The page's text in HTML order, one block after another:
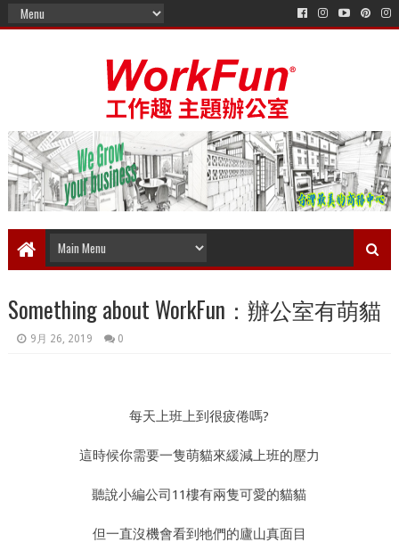
Something about WorkFun：辦公室有萌貓
9月 26, 2019 0
每天上班上到很疲倦嗎?
這時候你需要一隻萌貓來緩減上班的壓力
聽說小編公司11樓有兩隻可愛的貓貓
但一直沒機會看到牠們的廬山真面目